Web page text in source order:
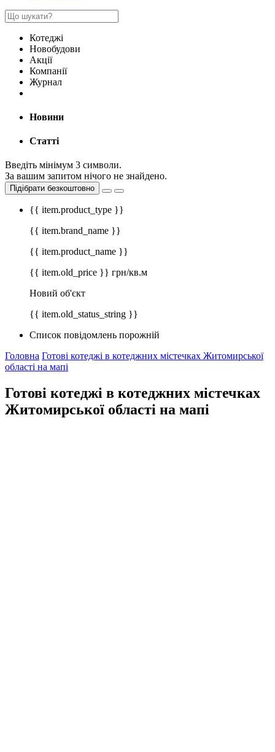
Котеджі
Новобудови
Акції
Компанії
Журнал
Новини
Статті
Введіть мінімум 3 символи.
За вашим запитом нічого не знайдено.
Підібрати безкоштовно
{{ item.product_type }}
{{ item.brand_name }}
{{ item.product_name }}
{{ item.old_price }} грн/кв.м
Новий об'єкт
{{ item.old_status_string }}
Список повідомлень порожній
Головна Готові котеджі в котеджних містечках Житомирської
області на мапі
Готові котеджі в котеджних містечках
Житомирської області на мапі